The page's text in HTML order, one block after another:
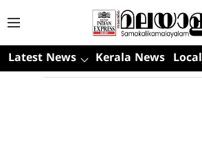
Latest News Kerala News